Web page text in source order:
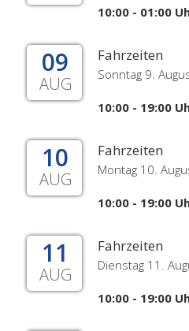
10:00 - 01:00
09
AUG
Fahrzeiten
Sonntag 9.
10:00 - 19:00
10
AUG
Fahrzeiten
Montag 10.
10:00 - 19:00
11
AUG
Fahrzeiten
Dienstag 11.
10:00 - 19:00